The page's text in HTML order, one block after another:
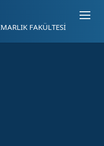
FAKÜLTESİ